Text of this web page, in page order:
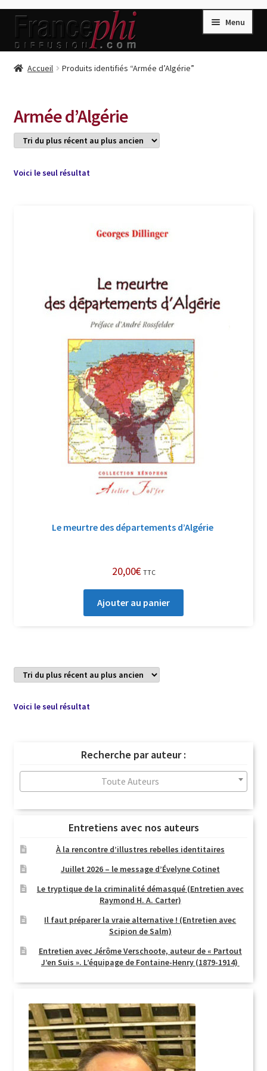
Aller
la
Aller
contenu
Menu
Accueil
Conditions de Vente
Connection
Livres de Peter Randa
Newsletter
Politique de confidentialité et cookies
Qui sommes-nous ?
Soutien à Philippe Randa
Suivi de la Commande
Accueil Produits identifiés “Armée d’Algérie”
Armée d’Algérie
Voici le seul résultat
Le meurtre des départements d’Algérie
20,00€ TTC
Ajouter au panier
Voici le seul résultat
Recherche par auteur :
Toute Auteurs
Entretiens avec nos auteurs
À la rencontre d’illustres rebelles identitaires
Juillet 2026 – le message d’Évelyne Cotinet
Le tryptique de la criminalité démasqué (Entretien avec
Raymond H. A. Carter)
Il faut préparer la vraie alternative ! (Entretien avec
Scipion de Salm)
Entretien avec Jérôme Verschoote, auteur de « Partout
J’en Suis ». L’équipage de Fontaine-Henry (1879-1914)